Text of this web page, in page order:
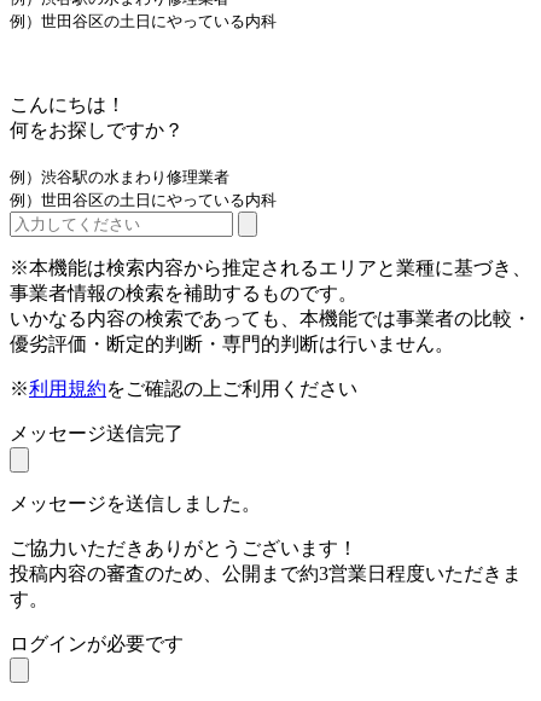
例）世田谷区の土日にやっている内科
こんにちは！
何をお探しですか？
例）渋谷駅の水まわり修理業者
例）世田谷区の土日にやっている内科
※本機能は検索内容から推定されるエリアと業種に基づき、
事業者情報の検索を補助するものです。
いかなる内容の検索であっても、本機能では事業者の比較・
優劣評価・断定的判断・専門的判断は行いません。
※利用規約をご確認の上ご利用ください
メッセージ送信完了
メッセージを送信しました。
ご協力いただきありがとうございます！
投稿内容の審査のため、公開まで約3営業日程度いただきま
す。
ログインが必要です